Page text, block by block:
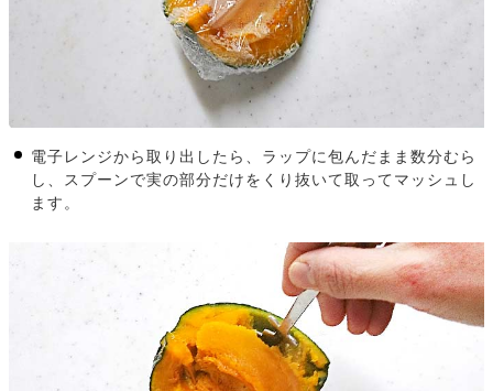
電子レンジから取り出したら、ラップに包んだまま数分むら
し、スプーンで実の部分だけをくり抜いて取ってマッシュし
ます。